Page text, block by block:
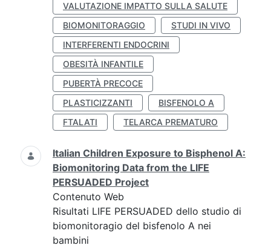
VALUTAZIONE IMPATTO SULLA SALUTE
BIOMONITORAGGIO
STUDI IN VIVO
INTERFERENTI ENDOCRINI
OBESITÀ INFANTILE
PUBERTÀ PRECOCE
PLASTICIZZANTI
BISFENOLO A
FTALATI
TELARCA PREMATURO
Italian Children Exposure to Bisphenol A:
Biomonitoring Data from the LIFE
PERSUADED Project
Contenuto Web
Risultati LIFE PERSUADED dello studio di
biomonitoragio del bisfenolo A nei
bambini